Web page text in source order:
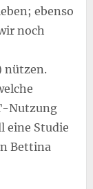
ebenso
noch
nützen.
Nutzung
eine Studie
Bettina